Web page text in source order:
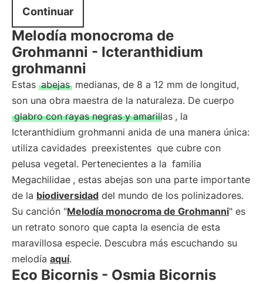
Continuar
Melodía monocroma de
Grohmanni - Icteranthidium
grohmanni
Estas abejas medianas, de 8 a 12 mm de longitud,
son una obra maestra de la naturaleza. De cuerpo
glabro con rayas negras y amarillas , la
Icteranthidium grohmanni anida de una manera única:
utiliza cavidades preexistentes que cubre con
pelusa vegetal. Pertenecientes a la familia
Megachilidae , estas abejas son una parte importante
de la biodiversidad del mundo de los polinizadores.
Su canción "Melodía monocroma de Grohmanni" es
un retrato sonoro que capta la esencia de esta
maravillosa especie. Descubra más escuchando su
melodía aquí.
Eco Bicornis - Osmia Bicornis